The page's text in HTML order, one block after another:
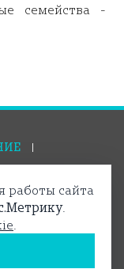
семейства -
соглашение
работы сайта
.
.